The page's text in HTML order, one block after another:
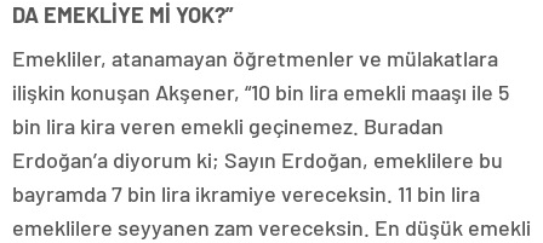
DA EMEKLİYE Mİ YOK?”
Emekliler, atanamayan öğretmenler ve mülakatlara
ilişkin konuşan Akşener, “10 bin lira emekli maaşı ile 5
bin lira kira veren emekli geçinemez. Buradan
Erdoğan’a diyorum ki; Sayın Erdoğan, emeklilere bu
bayramda 7 bin lira ikramiye vereceksin. 11 bin lira
emeklilere seyyanen zam vereceksin. En düşük emekli